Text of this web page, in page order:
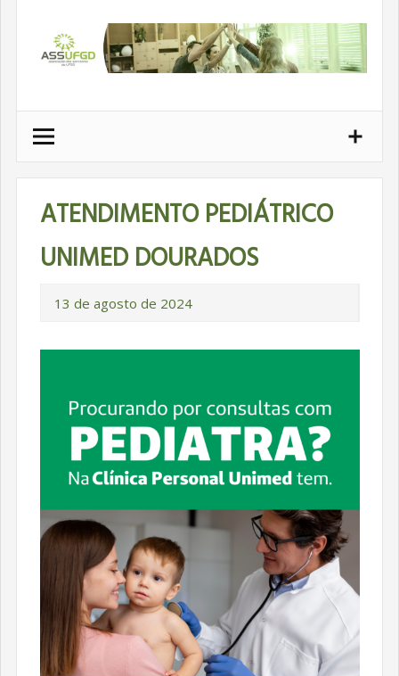
conteúdo
ATENDIMENTO PEDIÁTRICO
UNIMED DOURADOS
13 de agosto de 2024